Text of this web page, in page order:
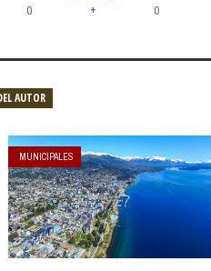
0 + 0
AUTOR
MUNICIPALES